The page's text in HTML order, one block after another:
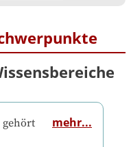
gehört
mehr...